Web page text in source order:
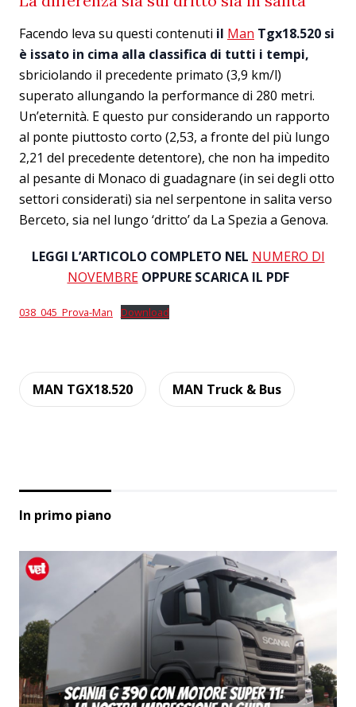
Facendo leva su questi contenuti il Man Tgx18.520 si
è issato in cima alla classifica di tutti i tempi,
sbriciolando il precedente primato (3,9 km/l)
superato allungando la performance di 280 metri.
Un’eternità. E questo pur considerando un rapporto
al ponte piuttosto corto (2,53, a fronte del più lungo
2,21 del precedente detentore), che non ha impedito
al pesante di Monaco di guadagnare (in sei degli otto
settori considerati) sia nel serpentone in salita verso
Berceto, sia nel lungo ‘dritto’ da La Spezia a Genova.
LEGGI L’ARTICOLO COMPLETO NEL NUMERO DI
NOVEMBREOPPURE SCARICA IL PDF
038_045_Prova-Man Download
MAN TGX18.520 MAN Truck & Bus
In primo piano